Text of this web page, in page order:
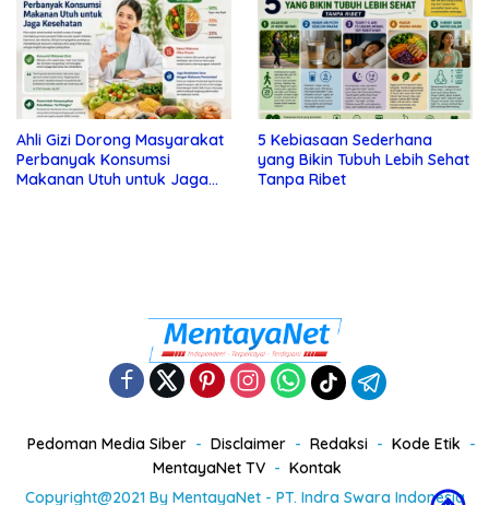
Ahli Gizi Dorong Masyarakat
Perbanyak Konsumsi
Makanan Utuh untuk Jaga
5 Kebiasaan Sederhana
yang Bikin Tubuh Lebih Sehat
Tanpa Ribet
Pedoman Media Siber Disclaimer Redaksi
Kode Etik
MentayaNet TV
Kontak
Copyright@2021 By MentayaNet - PT. Indra Swara Indonesia